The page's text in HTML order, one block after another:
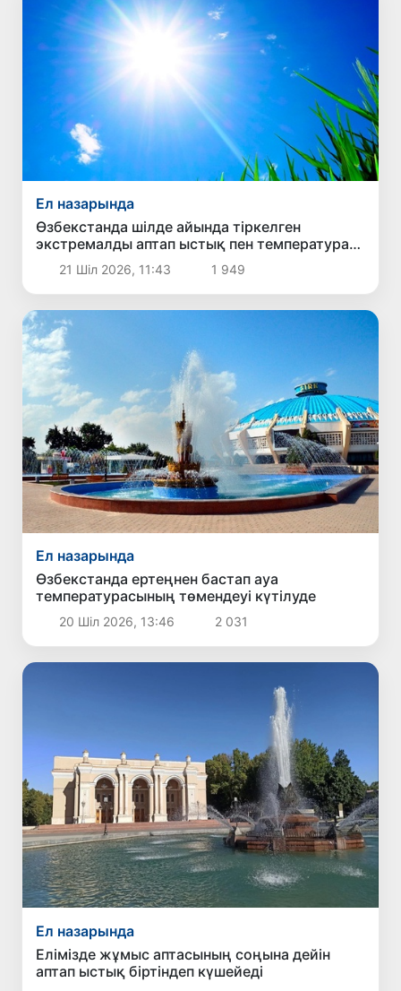
Ел назарында
Өзбекстанда шілде айында тіркелген
экстремалды аптап ыстық пен температура
рекордтарының себебі неде?
21 Шіл 2026, 11:43 1 949
Ел назарында
Өзбекстанда ертеңнен бастап ауа
температурасының төмендеуі күтілуде
20 Шіл 2026, 13:46 2 031
Ел назарында
Елімізде жұмыс аптасының соңына дейін
аптап ыстық біртіндеп күшейеді